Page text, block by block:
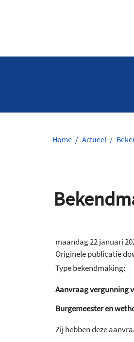
Home Actueel
maandag 22 januari
Originele publicatie
Type bekendmaking:
Aanvraag vergunning
Burgemeester en
Zij hebben deze